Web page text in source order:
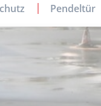
Pendeltür